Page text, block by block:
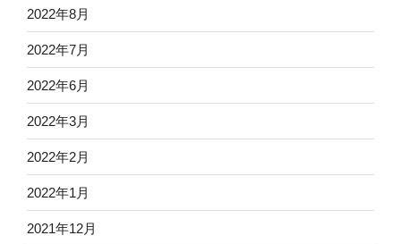
2022年8月
2022年7月
2022年6月
2022年3月
2022年2月
2022年1月
2021年12月